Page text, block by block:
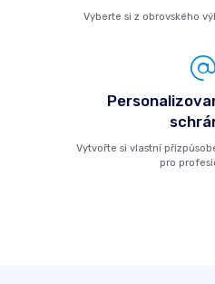
Vyberte si z obrovského
Vytvořte si vlastní
pro